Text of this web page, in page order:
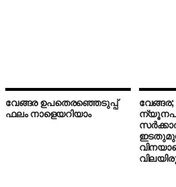
വേങ്ങര ഉപതെരഞ്ഞെടുപ്പ്
ഫലം നാളെയറിയാം
വേങ്ങര;